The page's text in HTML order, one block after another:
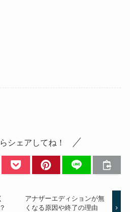
シェアしてね！
アナザーエディションが無
くなる原因や終了の理由